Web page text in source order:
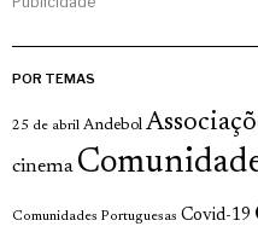
POR TEMAS
25 de abril Andebol
cinema
Comunidades Portuguesas Covid-19